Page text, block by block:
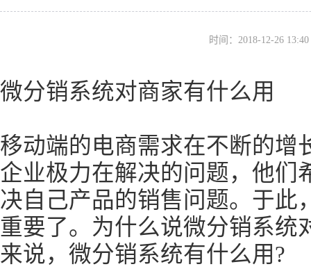
时间：2018-12-26
微分销系统对商家有什么用
移动端的电商需求在不断的增
企业极力在解决的问题，他们
决自己产品的销售问题。于此
重要了。为什么说微分销系统
来说，微分销系统有什么用?